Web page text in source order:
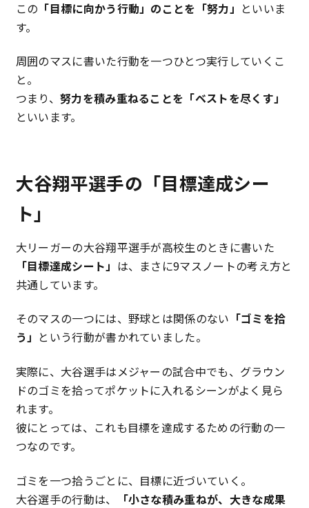
この 「目標に向かう行動」のことを「努力」 といいま
す。
周囲のマスに書いた行動を一つひとつ実行していくこ
と。
つまり、 努力を積み重ねることを「ベストを尽くす」
といいます。
大谷翔平選手の「目標達成シー
ト」
大リーガーの大谷翔平選手が高校生のときに書いた
「目標達成シート」 は、まさに9マスノートの考え方と
共通しています。
そのマスの一つには、野球とは関係のない 「ゴミを拾
う」 という行動が書かれていました。
実際に、大谷選手はメジャーの試合中でも、グラウン
ドのゴミを拾ってポケットに入れるシーンがよく見ら
れます。
彼にとっては、これも目標を達成するための行動の一
つなのです。
ゴミを一つ拾うごとに、目標に近づいていく。
大谷選手の行動は、
「小さな積み重ねが、大きな成果